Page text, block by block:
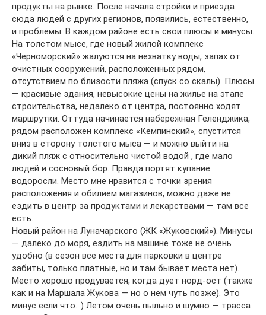
продукты на рынке. После начала стройки и приезда
сюда людей с других регионов, появились, естественно,
и проблемы. В каждом районе есть свои плюсы и минусы.
На толстом мысе, где новый жилой комплекс
«Черноморский» жалуются на нехватку воды, запах от
очистных сооружений, расположенных рядом,
отсутствием по близости пляжа (спуск со скалы). Плюсы
— красивые здания, невысокие цены на жилье на этапе
строительства, недалеко от центра, постоянно ходят
маршрутки. Оттуда начинается набережная Геленджика,
рядом расположен комплекс «Кемпинский», спустится
вниз в сторону толстого мыса — и можно выйти на
дикий пляж с относительно чистой водой , где мало
людей и сосновый бор. Правда портят купание
водоросли. Место мне нравится с точки зрения
расположения и обилием магазинов, можно даже не
ездить в центр за продуктами и лекарствами — там все
есть.
Новый район на Луначарского (ЖК «Жуковский»). Минусы
— далеко до моря, ездить на машине тоже не очень
удобно (в сезон все места для парковки в центре
забиты, только платные, но и там бывает места нет).
Место хорошо продувается, когда дует норд-ост (также
как и на Маршала Жукова — но о нем чуть позже). Это
минус если что…) Летом очень пыльно и шумно — трасса